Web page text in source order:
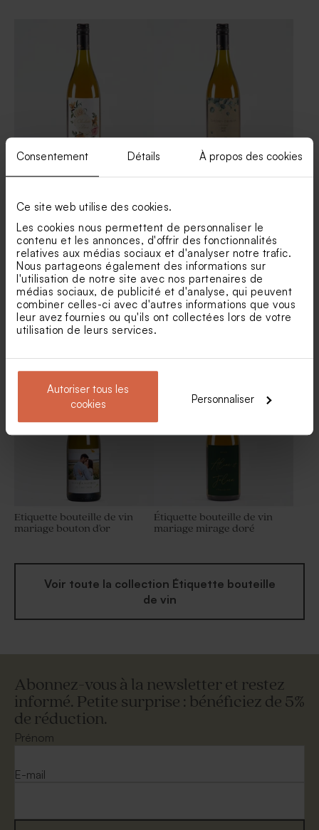
Consentement Détails À propos des cookies
Ce site web utilise des cookies.
Les cookies nous permettent de personnaliser le
contenu et les annonces, d'offrir des fonctionnalités
relatives aux médias sociaux et d'analyser notre trafic.
Nous partageons également des informations sur
l'utilisation de notre site avec nos partenaires de
médias sociaux, de publicité et d'analyse, qui peuvent
combiner celles-ci avec d'autres informations que vous
leur avez fournies ou qu'ils ont collectées lors de votre
utilisation de leurs services.
Autoriser tous les
cookies
Personnaliser
personnalisé kraft et initiale
initiales mariés
doré
mariage effet kraft et initiale
floraison automnale
mariage eucalyptus
Etiquette bouteille de vin
mariage bouton d'or
Étiquette bouteille de vin
mariage mirage doré
Voir toute la collection Étiquette bouteille
de vin
Abonnez-vous à la newsletter et restez
informé. Petite surprise : bénéficiez de 5%
de réduction.
Prénom
E-mail